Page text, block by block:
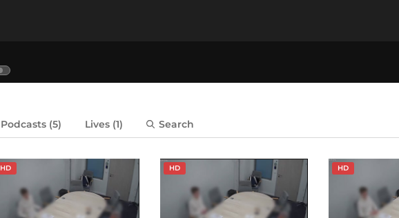
Podcasts (5) Lives (1) Search
HD HD HD